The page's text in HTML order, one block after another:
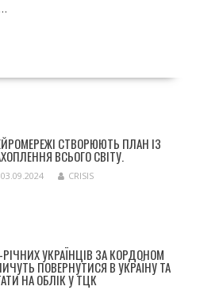
СТВОРЮЮТЬ ПЛАН ІЗ
ВСЬОГО СВІТУ.
03.09.2024 CRISIS
РІЧНИХ УКРАЇНЦІВ ЗА КОРДОНОМ
ПОВЕРНУТИСЯ В УКРАЇНУ ТА
НА ОБЛІК У ТЦК